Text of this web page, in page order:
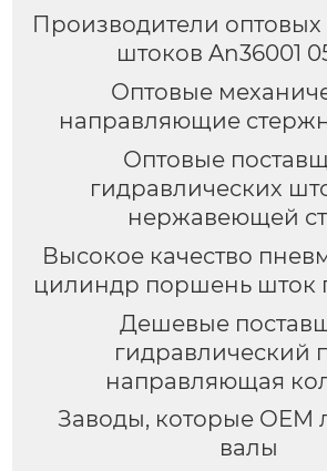
Производители
штоков An36001
Оптовые
направляющие
Оптовые
гидравлических
нержавеющей
Высокое качество
цилиндр поршень шток
Дешевые
гидравлический
направляющая
Заводы, которые
валы